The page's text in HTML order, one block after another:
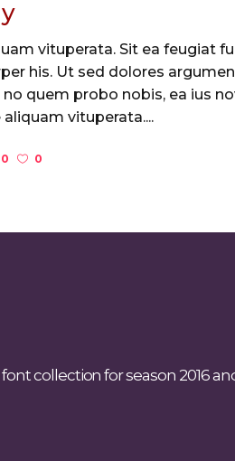
vituperata. Sit ea feugiat
his. Ut sed dolores
quem probo nobis, ea ius
vituperata....
0 0
collection for season 2016